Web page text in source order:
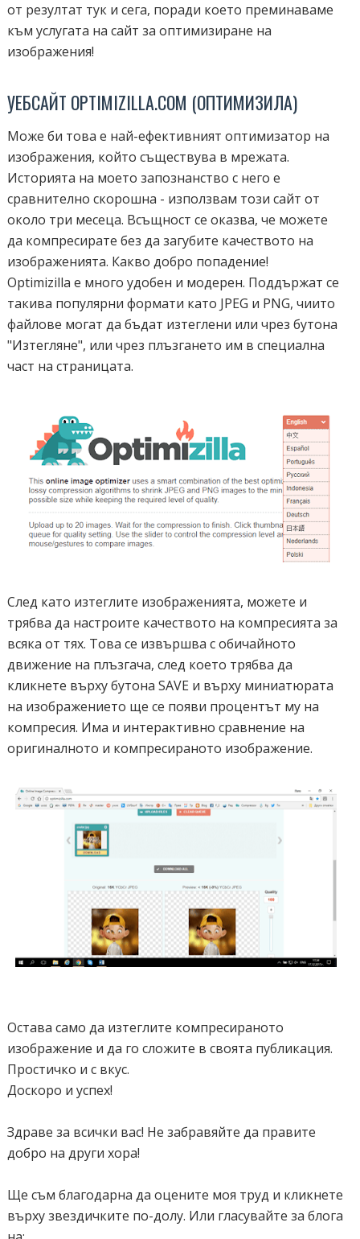
от резултат тук и сега, поради което преминаваме
към услугата на сайт за оптимизиране на
изображения!
УЕБСАЙТ OPTIMIZILLA.COM (OПТИМИЗИЛА)
Може би това е най-ефективният оптимизатор на
изображения, който съществува в мрежата.
Историята на моето запознанство с него е
сравнително скорошна - използвам този сайт от
около три месеца. Всъщност се оказва, че можете
да компресирате без да загубите качеството на
изображенията. Какво добро попадение!
Optimizilla е много удобен и модерен. Поддържат се
такива популярни формати като JPEG и PNG, чиито
файлове могат да бъдат изтеглени или чрез бутона
"Изтегляне", или чрез плъзгането им в специална
част на страницата.
След като изтеглите изображенията, можете и
трябва да настроите качеството на компресията за
всяка от тях. Това се извършва с обичайното
движение на плъзгача, след което трябва да
кликнете върху бутона SAVE и върху миниатюрата
на изображението ще се появи процентът му на
компресия. Има и интерактивно сравнение на
оригиналното и компресираното изображение.
Остава само да изтеглите компресираното
изображение и да го сложите в своята публикация.
Простичко и с вкус.
Доскоро и успех!
Здраве за всички вас! Не забравяйте да правите
добро на други хора!
Ще съм благодарна да оцените моя труд и кликнете
върху звездичките по-долу. Или гласувайте за блога